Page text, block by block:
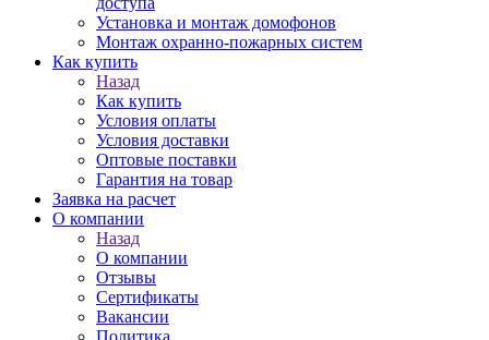
Установка и монтаж домофонов
Монтаж охранно-пожарных систем
Как купить
Назад
Как купить
Условия оплаты
Условия доставки
Оптовые поставки
Гарантия на товар
Заявка на расчет
О компании
Назад
О компании
Отзывы
Сертификаты
Вакансии
Политика